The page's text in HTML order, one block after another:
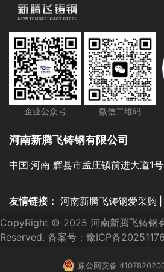
企业公众号 微信二维码
河南新腾飞铸钢有限公司
中国·河南 辉县市孟庄镇前进大道1号
友情链接： 河南新腾飞铸钢爱采购
CopyRight © 2025 河南新腾飞铸钢
Reserved. 备案号： 豫ICP备
豫公网安备